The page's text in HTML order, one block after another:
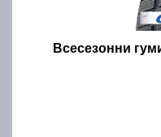
Всесезонни